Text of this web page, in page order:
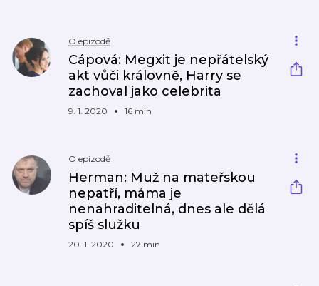
O epizodě
Cápová: Megxit je nepřátelský
akt vůči královně, Harry se
zachoval jako celebrita
9. 1. 2020 16 min
O epizodě
Herman: Muž na mateřskou
nepatří, máma je
nenahraditelná, dnes ale dělá
spíš služku
20. 1. 2020 27 min